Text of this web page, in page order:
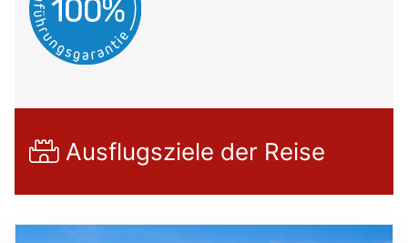
Ausflugsziele der Reise